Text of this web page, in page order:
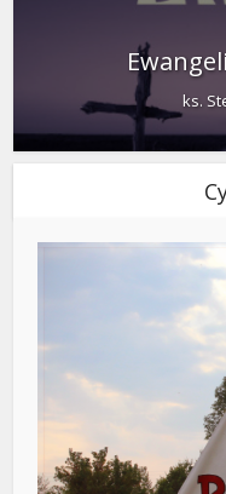
ks.